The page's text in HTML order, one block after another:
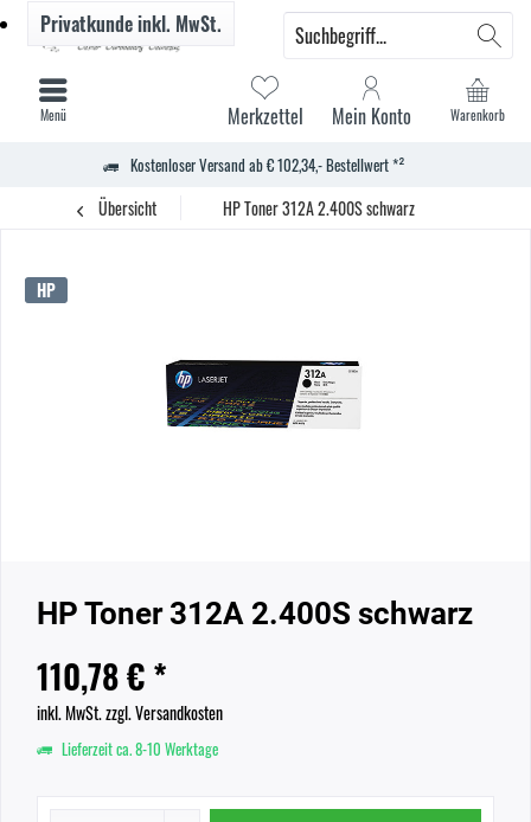
Kostenloser Versand ab € 102,34,- Bestellwert *²
Warenkorb
Merkzettel Mein Konto
Privatkundeinkl. MwSt.
Menü
Übersicht HP Toner 312A 2.400S schwarz
HP
HP Toner 312A 2.400S schwarz
110,78 € *
inkl. MwSt.zzgl. Versandkosten
Lieferzeit ca. 8-10 Werktage